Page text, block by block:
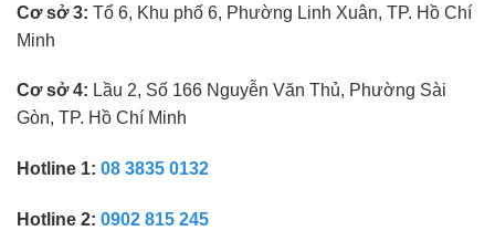
Cơ sở 3: Tổ 6, Khu phố 6, Phường Linh Xuân, TP. Hồ Chí
Minh
Cơ sở 4: Lầu 2, Số 166 Nguyễn Văn Thủ, Phường Sài
Gòn, TP. Hồ Chí Minh
Hotline 1: 08 3835 0132
Hotline 2: 0902 815 245